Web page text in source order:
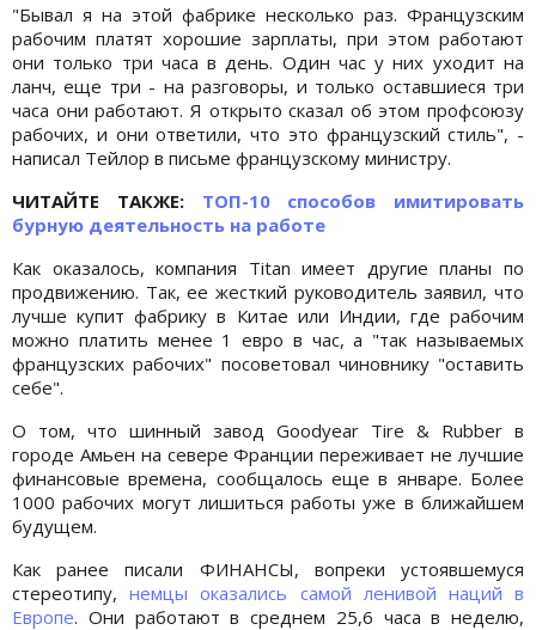
"Бывал я на этой фабрике несколько раз. Французским
рабочим платят хорошие зарплаты, при этом работают
они только три часа в день. Один час у них уходит на
ланч, еще три - на разговоры, и только оставшиеся три
часа они работают. Я открыто сказал об этом профсоюзу
рабочих, и они ответили, что это французский стиль", -
написал Тейлор в письме французскому министру.
ЧИТАЙТЕ ТАКЖЕ: ТОП-10 способов имитировать
бурную деятельность на работе
Как оказалось, компания Titan имеет другие планы по
продвижению. Так, ее жесткий руководитель заявил, что
лучше купит фабрику в Китае или Индии, где рабочим
можно платить менее 1 евро в час, а "так называемых
французских рабочих" посоветовал чиновнику "оставить
себе".
О том, что шинный завод Goodyear Tire & Rubber в
городе Амьен на севере Франции переживает не лучшие
финансовые времена, сообщалось еще в январе. Более
1000 рабочих могут лишиться работы уже в ближайшем
будущем.
Как ранее писали ФИНАНСЫ, вопреки устоявшемуся
стереотипу,немцы оказались самой ленивой наций в
Европе. Они работают в среднем 25,6 часа в неделю,